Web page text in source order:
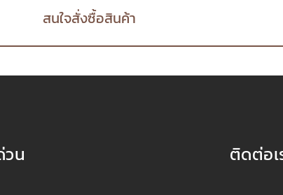
สนใจสั่งซื้อสินค้า
น ติดต่อเ